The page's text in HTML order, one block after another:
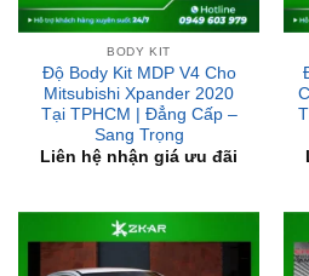
Độ Body Kit MDP V4 Cho
Mitsubishi Xpander 2020
Tại TPHCM | Đẳng Cấp –
Sang Trọng
Liên hệ nhận giá ưu đãi